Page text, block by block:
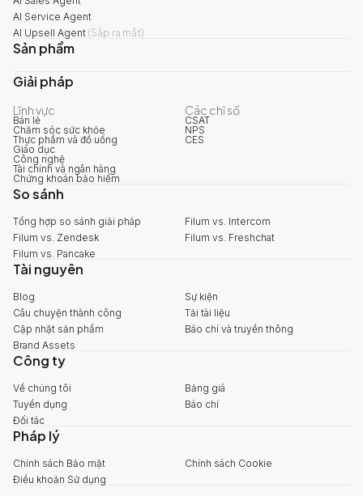
AI Service Agent
AI Upsell Agent (Sắp ra mắt)
Sản phẩm
Giải pháp
Lĩnh vực
Bán lẻ
Chăm sóc sức khỏe
Thực phẩm và đồ uống
Giáo dục
Công nghệ
Tài chính và ngân hàng
Chứng khoán bảo hiểm
Các chỉ số
CSAT
NPS
CES
So sánh
Tổng hợp so sánh giải pháp
Filum vs. Intercom
Filum vs. Zendesk
Filum vs. Freshchat
Filum vs. Pancake
Tài nguyên
Blog
Sự kiện
Câu chuyện thành công
Tải tài liệu
Cập nhật sản phẩm
Báo chí và truyền thông
Brand Assets
Công ty
Về chúng tôi
Bảng giá
Tuyển dụng
Báo chí
Đối tác
Pháp lý
Chính sách Bảo mật
Chính sách Cookie
Điều khoản Sử dụng